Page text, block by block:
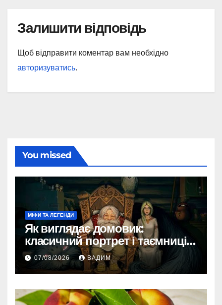
Залишити відповідь
Щоб відправити коментар вам необхідно
авторизуватись.
You missed
МІФИ ТА ЛЕГЕНДИ
Як виглядає домовик:
класичний портрет і таємниці
зовнішності
07/08/2026 ВАДИМ